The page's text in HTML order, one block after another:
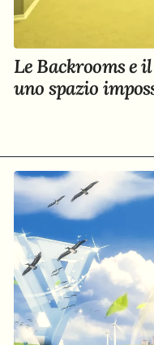
Le Backrooms e
uno spazio